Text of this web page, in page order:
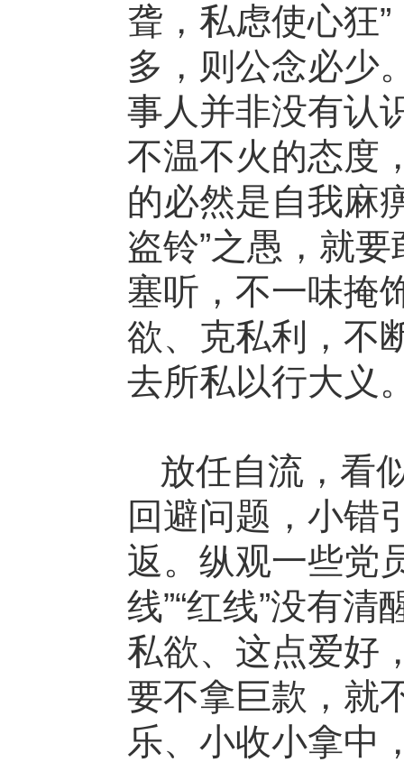
聋，私虑使心狂
多，则公念必少
事人并非没有认
不温不火的态度
的必然是自我麻
盗铃”之愚，就
塞听，不一味掩
欲、克私利，不
去所私以行大义
放任自流，看
回避问题，小错
返。纵观一些党
线”“红线”没有
私欲、这点爱好
要不拿巨款，就
乐、小收小拿中